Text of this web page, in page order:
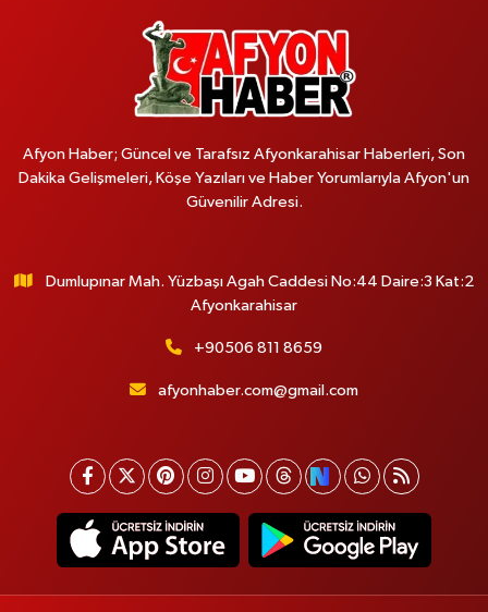
Afyon Haber; Güncel ve Tarafsız Afyonkarahisar Haberleri, Son
Dakika Gelişmeleri, Köşe Yazıları ve Haber Yorumlarıyla Afyon'un
Güvenilir Adresi.
Dumlupınar Mah. Yüzbaşı Agah Caddesi No:44 Daire:3 Kat:2
Afyonkarahisar
+90506 811 8659
afyonhaber.com@gmail.com